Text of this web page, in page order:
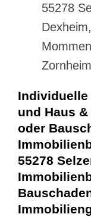
55278
und Haus
oder
55278